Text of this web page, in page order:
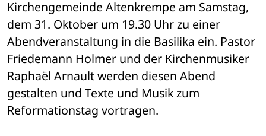
Kirchengemeinde Altenkrempe am Samstag,
dem 31. Oktober um 19.30 Uhr zu einer
Abendveranstaltung in die Basilika ein. Pastor
Friedemann Holmer und der Kirchenmusiker
Raphaël Arnault werden diesen Abend
gestalten und Texte und Musik zum
Reformationstag vortragen.